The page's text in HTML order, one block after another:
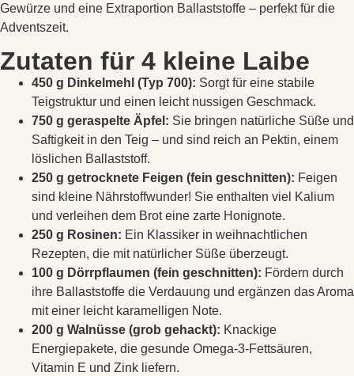
Gewürze und eine Extraportion Ballaststoffe – perfekt für die
Adventszeit.
Zutaten für 4 kleine Laibe
450 g Dinkelmehl (Typ 700): Sorgt für eine stabile
Teigstruktur und einen leicht nussigen Geschmack.
750 g geraspelte Äpfel: Sie bringen natürliche Süße und
Saftigkeit in den Teig – und sind reich an Pektin, einem
löslichen Ballaststoff.
250 g getrocknete Feigen (fein geschnitten): Feigen
sind kleine Nährstoffwunder! Sie enthalten viel Kalium
und verleihen dem Brot eine zarte Honignote.
250 g Rosinen: Ein Klassiker in weihnachtlichen
Rezepten, die mit natürlicher Süße überzeugt.
100 g Dörrpflaumen (fein geschnitten): Fördern durch
ihre Ballaststoffe die Verdauung und ergänzen das Aroma
mit einer leicht karamelligen Note.
200 g Walnüsse (grob gehackt): Knackige
Energiepakete, die gesunde Omega-3-Fettsäuren,
Vitamin E und Zink liefern.